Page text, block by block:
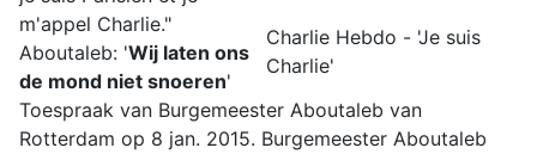
Charlie Hebdo - 'Je suis
Charlie'
m'appel Charlie."
Aboutaleb: 'Wij laten ons
de mond niet snoeren'
Toespraak van Burgemeester Aboutaleb van
Rotterdam op 8 jan. 2015. Burgemeester Aboutaleb